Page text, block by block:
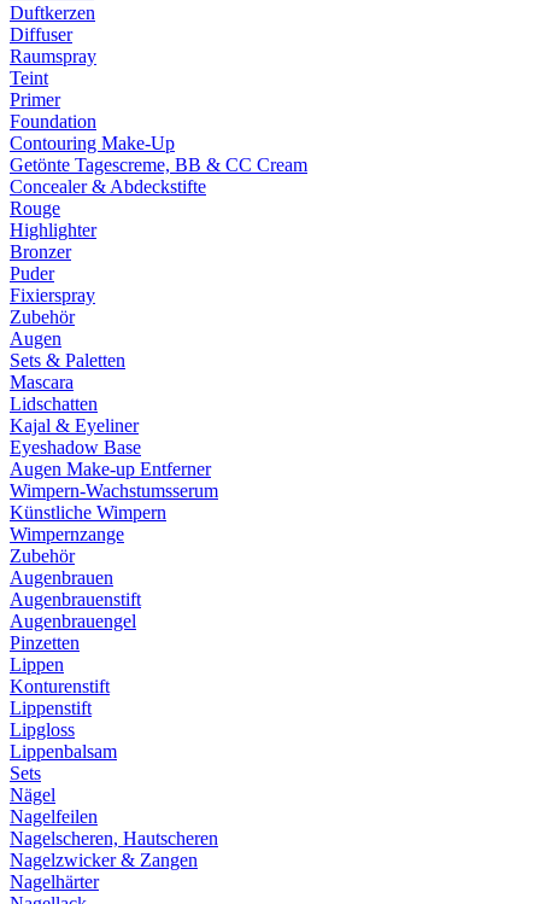
Duftkerzen
Diffuser
Raumspray
Teint
Primer
Foundation
Contouring Make-Up
Getönte Tagescreme, BB & CC Cream
Concealer & Abdeckstifte
Rouge
Highlighter
Bronzer
Puder
Fixierspray
Zubehör
Augen
Sets & Paletten
Mascara
Lidschatten
Kajal & Eyeliner
Eyeshadow Base
Augen Make-up Entferner
Wimpern-Wachstumsserum
Künstliche Wimpern
Wimpernzange
Zubehör
Augenbrauen
Augenbrauenstift
Augenbrauengel
Pinzetten
Lippen
Konturenstift
Lippenstift
Lipgloss
Lippenbalsam
Sets
Nägel
Nagelfeilen
Nagelscheren, Hautscheren
Nagelzwicker & Zangen
Nagelhärter